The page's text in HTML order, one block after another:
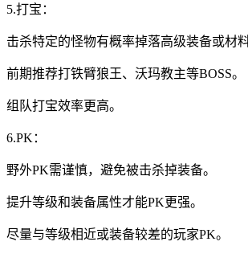
5.打宝：
击杀特定的怪物有概率掉落高级装备或材料
前期推荐打铁臂狼王、沃玛教主等BOSS。
组队打宝效率更高。
6.PK：
野外PK需谨慎，避免被击杀掉装备。
提升等级和装备属性才能PK更强。
尽量与等级相近或装备较差的玩家PK。